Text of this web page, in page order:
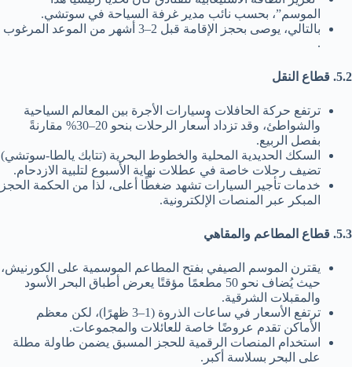
الموسم”، بحسب نائب مدير غرفة السياحة في سوتشي.
بالتالي، يوصى بحجز الإقامة قبل 2–3 أشهر من الموعد المرغوب
.
5.2. قطاع النقل
ترتفع حركة الحافلات وسيارات الأجرة بين المعالم السياحية
والشواطئ، وقد تزداد أسعار الرحلات بنحو 20–30% مقارنةً
بفصل الربيع.
السكك الحديدية المحلية والخطوط البحرية (تتابك يالطا-سوتشي)
تضيف رحلات خاصة في عطلات نهاية الأسبوع لتلبية الازدحام.
خدمات تأجير السيارات تشهد ضغطًا أعلى، لذا من الحكمة الحجز
المبكر عبر المنصات الإلكترونية.
5.3. قطاع المطاعم والمقاهي
يقترن الموسم الصيفي بفتح المطاعم الموسمية على الكورنيش،
حيث يُضاف نحو 50 مطعمًا مؤقتًا يعرض أطباق البحر الأسود
والمقبلات الشرقية.
ترتفع الأسعار في ساعات الذروة (1–3 ظهرًا)، لكن معظم
الأماكن تقدم عروضًا خاصة للعائلات والمجموعات.
استخدام المنصات الرقمية للحجز المسبق يضمن طاولة مطلة
على البحر بسلاسة أكبر.